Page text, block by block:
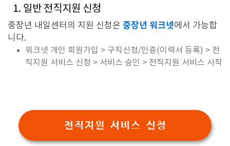
1. 일반 전직지원 신청
중장년 내일센터의 지원 신청은 중장년 워크넷에서 가능합
니다.
워크넷 개인 회원가입 > 구직신청/인증(이력서 등록) > 전
직지원 서비스 신청 > 서비스 승인 > 전직지원 서비스 시작
전직지원 서비스 신청